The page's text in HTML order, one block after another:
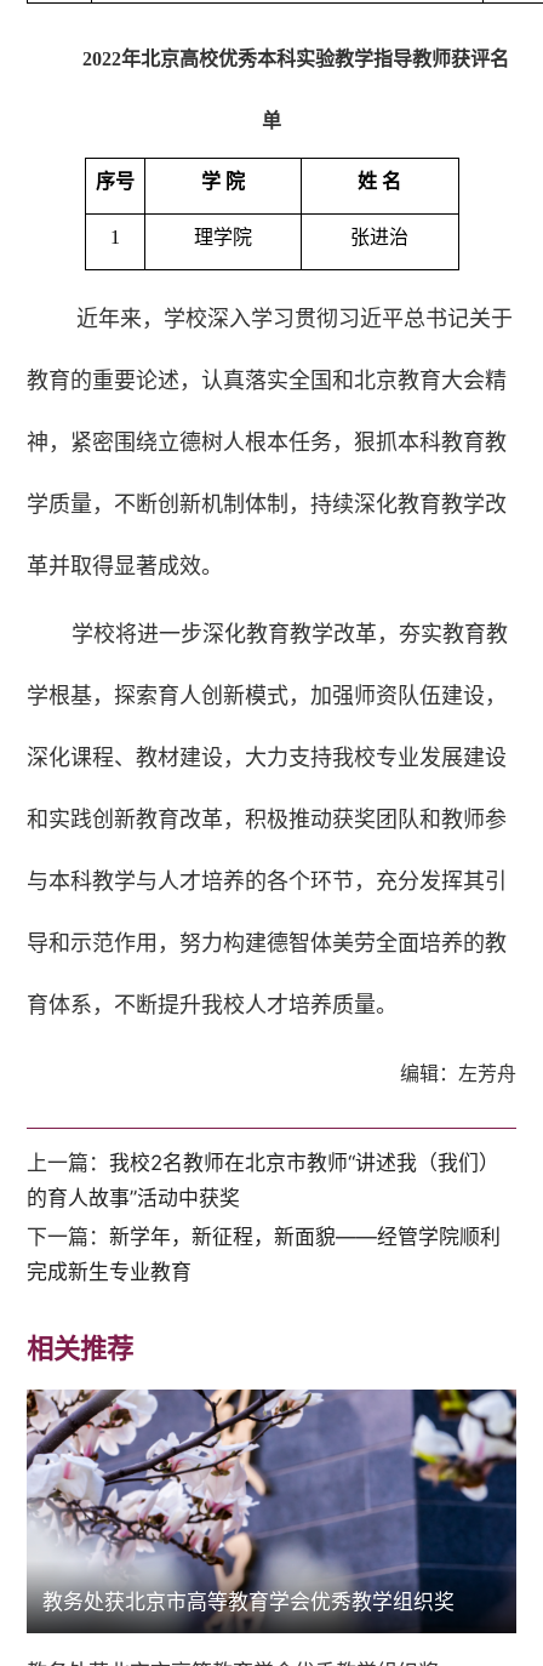
2022年北京高校优秀本科实验教学指导教师获评名
单
序号 学 院 姓 名
1 理学院 张进治
近年来，学校深入学习贯彻习近平总书记关于
教育的重要论述，认真落实全国和北京教育大会精
神，紧密围绕立德树人根本任务，狠抓本科教育教
学质量，不断创新机制体制，持续深化教育教学改
革并取得显著成效。
学校将进一步深化教育教学改革，夯实教育教
学根基，探索育人创新模式，加强师资队伍建设，
深化课程、教材建设，大力支持我校专业发展建设
和实践创新教育改革，积极推动获奖团队和教师参
与本科教学与人才培养的各个环节， 充分发挥其引
导和示范作用， 努力构建德智体美劳全面培养的教
育体系，不断提升我校人才培养质量。
编辑：左芳舟
上一篇：我校2名教师在北京市教师“讲述我（我们）
的育人故事”活动中获奖
下一篇：新学年，新征程，新面貌——经管学院顺利
完成新生专业教育
相关推荐
教务处获北京市高等教育学会优秀教学组织奖